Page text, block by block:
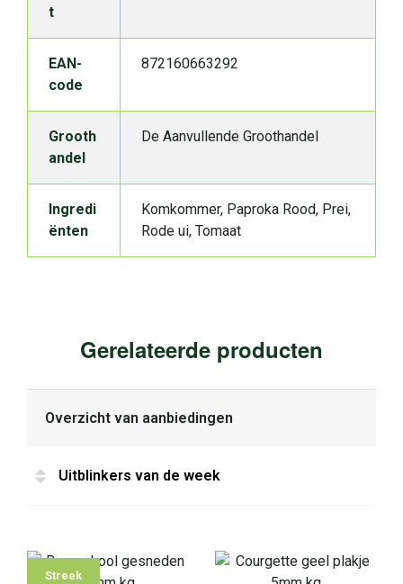
t
EAN-
code
872160663292
Grooth
andel
De Aanvullende Groothandel
Ingredi
ënten
Komkommer, Paproka Rood, Prei,
Rode ui, Tomaat
Gerelateerde producten
Overzicht van aanbiedingen
Uitblinkers van de week
Streek